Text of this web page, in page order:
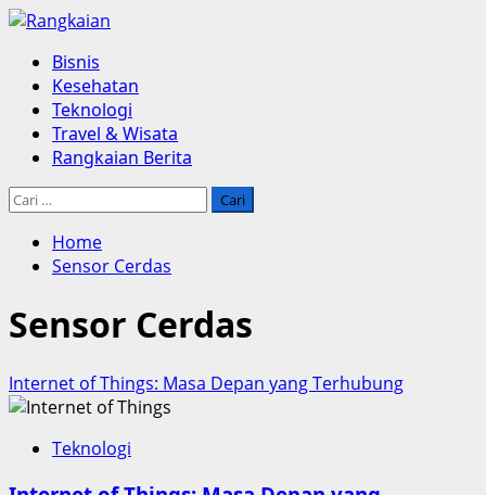
Skip
content
Primary
Menu
Bisnis
Kesehatan
Teknologi
Travel & Wisata
Rangkaian Berita
Cari
Home
Sensor Cerdas
Sensor Cerdas
Internet of Things: Masa Depan yang Terhubung
Teknologi